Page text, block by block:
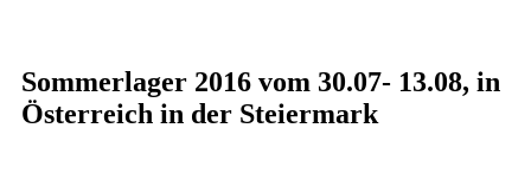
Sommerlager 2016 vom 30.07- 13.08, in
Österreich in der Steiermark